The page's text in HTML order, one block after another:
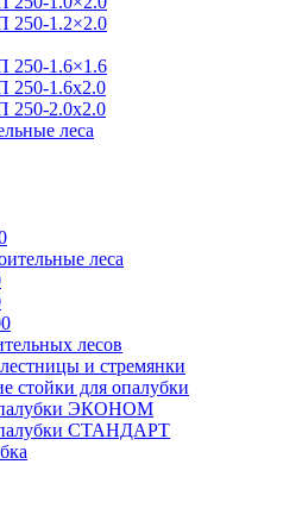
250-1.2×2.0
250-1.6×1.6
250-1.6х2.0
250-2.0x2.0
леса
леса
лесов
и стремянки
стойки для опалубки
ЭКОНОМ
СТАНДАРТ